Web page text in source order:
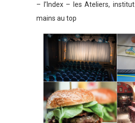
– l’Index – les Ateliers,
mains au top